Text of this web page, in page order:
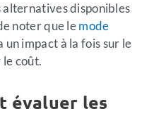
disponibles
noter que lemode
un impact à la fois sur le
coût.
évaluer les